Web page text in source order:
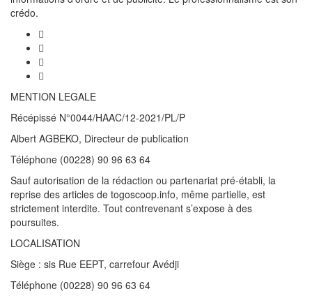
crédo.
MENTION LEGALE
Récépissé N°0044/HAAC/12-2021/PL/P
Albert AGBEKO, Directeur de publication
Téléphone (00228) 90 96 63 64
Sauf autorisation de la rédaction ou partenariat pré-établi, la
reprise des articles de togoscoop.info, même partielle, est
strictement interdite. Tout contrevenant s’expose à des
poursuites.
LOCALISATION
Siège : sis Rue EEPT, carrefour Avédji
Téléphone (00228) 90 96 63 64